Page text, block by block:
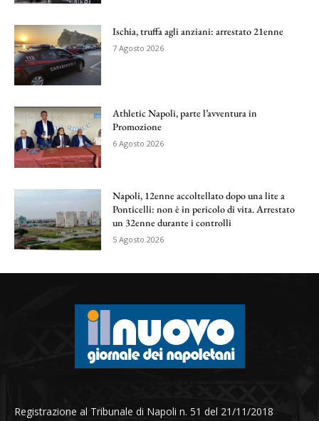
Ischia, truffa agli anziani: arrestato 21enne
7 Agosto 2026
Athletic Napoli, parte l’avventura in
Promozione
6 Agosto 2026
Napoli, 12enne accoltellato dopo una lite a
Ponticelli: non è in pericolo di vita. Arrestato
un 32enne durante i controlli
5 Agosto 2026
Registrazione al Tribunale di Napoli n. 51 del 21/11/2018